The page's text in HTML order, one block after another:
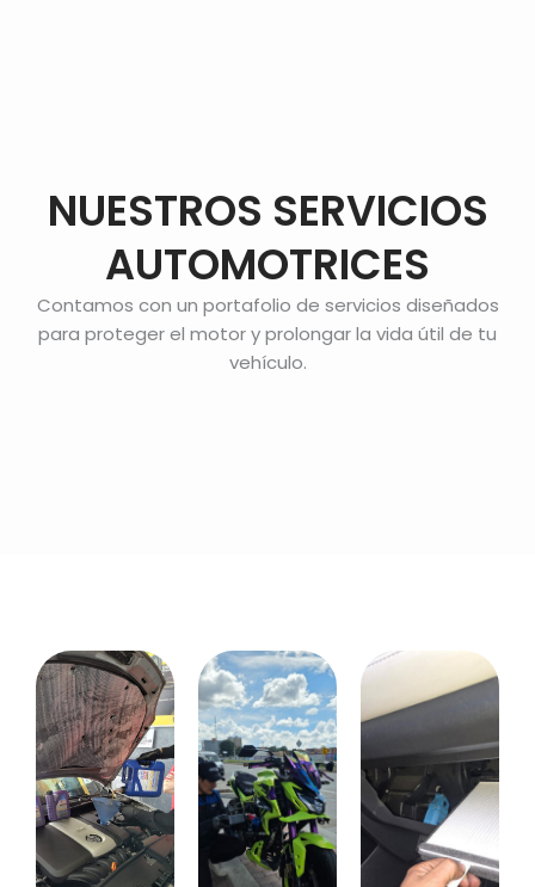
NUESTROS SERVICIOS
AUTOMOTRICES
Contamos con un portafolio de servicios diseñados
para proteger el motor y prolongar la vida útil de tu
vehículo.